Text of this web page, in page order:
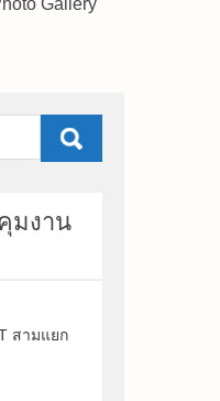
Gallery
มงาน
สามแยก